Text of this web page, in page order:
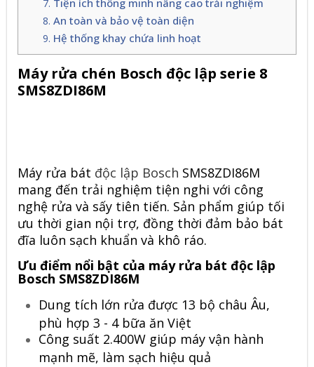
Tiện ích thông minh nâng cao trải nghiệm
An toàn và bảo vệ toàn diện
Hệ thống khay chứa linh hoạt
Máy rửa chén Bosch độc lập serie 8
SMS8ZDI86M
Máy rửa bát độc lập Bosch SMS8ZDI86M
mang đến trải nghiệm tiện nghi với công
nghệ rửa và sấy tiên tiến. Sản phẩm giúp tối
ưu thời gian nội trợ, đồng thời đảm bảo bát
đĩa luôn sạch khuẩn và khô ráo.
Ưu điểm nổi bật của máy rửa bát độc lập
Bosch SMS8ZDI86M
Dung tích lớn rửa được 13 bộ châu Âu,
phù hợp 3 - 4 bữa ăn Việt
Công suất 2.400W giúp máy vận hành
mạnh mẽ, làm sạch hiệu quả